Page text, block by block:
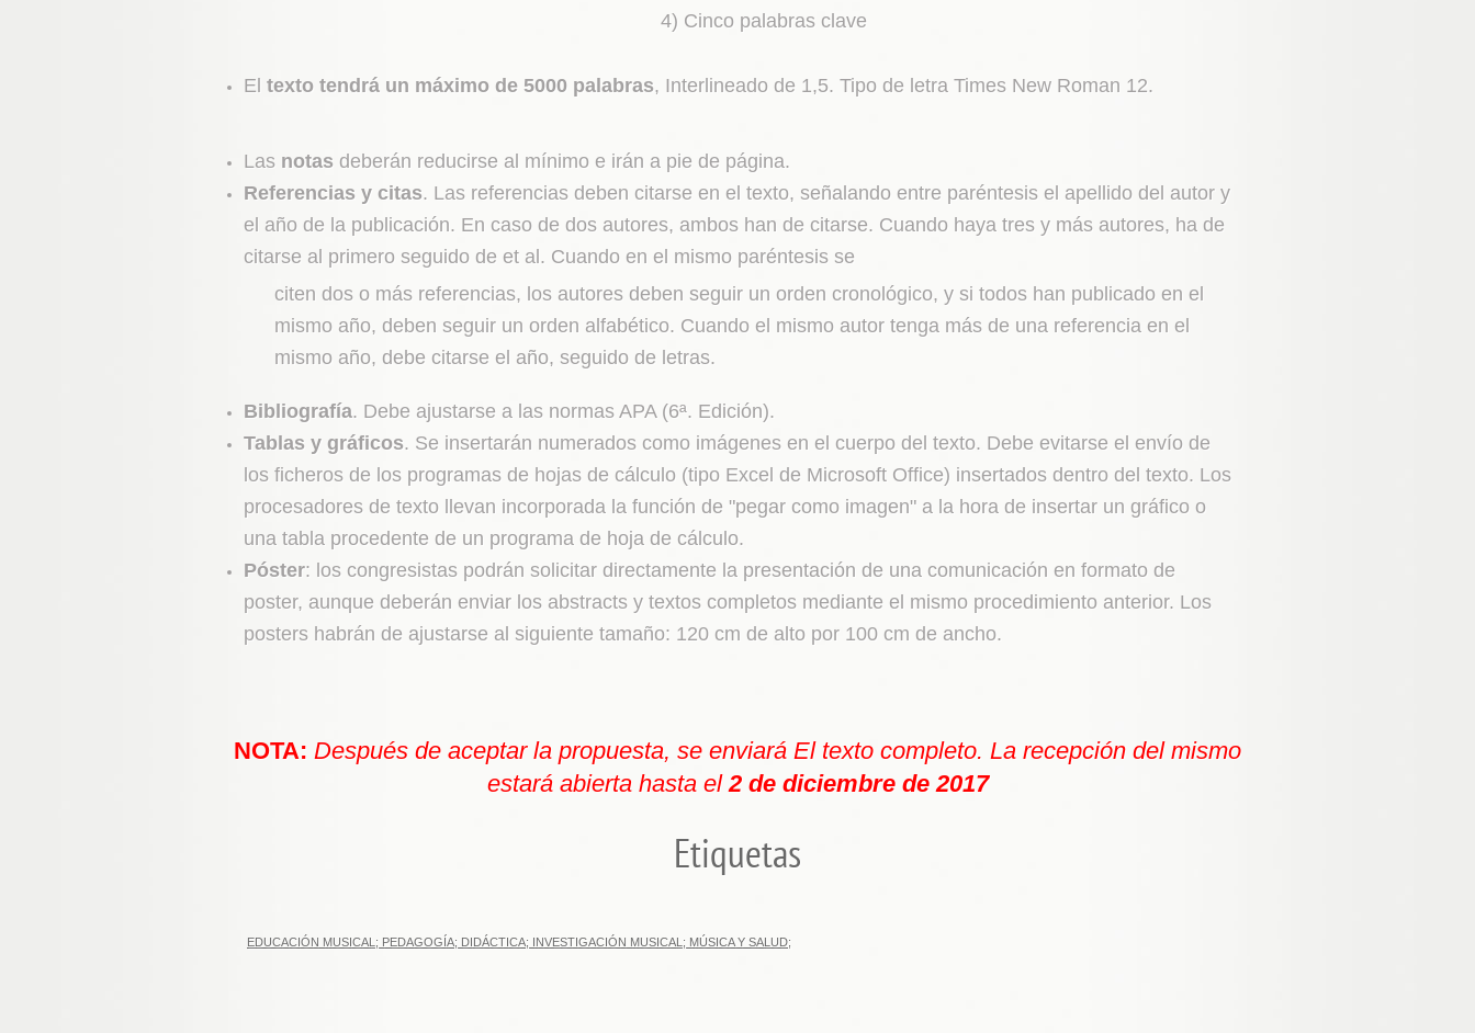
4) Cinco palabras clave
El texto tendrá un máximo de 5000 palabras, Interlineado de 1,5. Tipo de letra Times New Roman 12.
Las notas deberán reducirse al mínimo e irán a pie de página.
Referencias y citas. Las referencias deben citarse en el texto, señalando entre paréntesis el apellido del autor y
el año de la publicación. En caso de dos autores, ambos han de citarse. Cuando haya tres y más autores, ha de
citarse al primero seguido de et al. Cuando en el mismo paréntesis se
citen dos o más referencias, los autores deben seguir un orden cronológico, y si todos han publicado en el
mismo año, deben seguir un orden alfabético. Cuando el mismo autor tenga más de una referencia en el
mismo año, debe citarse el año, seguido de letras.
Bibliografía. Debe ajustarse a las normas APA (6ª. Edición).
Tablas y gráficos. Se insertarán numerados como imágenes en el cuerpo del texto. Debe evitarse el envío de
los ficheros de los programas de hojas de cálculo (tipo Excel de Microsoft Office) insertados dentro del texto. Los
procesadores de texto llevan incorporada la función de "pegar como imagen" a la hora de insertar un gráfico o
una tabla procedente de un programa de hoja de cálculo.
Póster: los congresistas podrán solicitar directamente la presentación de una comunicación en formato de
poster, aunque deberán enviar los abstracts y textos completos mediante el mismo procedimiento anterior. Los
posters habrán de ajustarse al siguiente tamaño: 120 cm de alto por 100 cm de ancho.
NOTA: Después de aceptar la propuesta, se enviará El texto completo. La recepción del mismo
estará abierta hasta el2 de diciembre de 2017
Etiquetas
EDUCACIÓN MUSICAL; PEDAGOGÍA; DIDÁCTICA; INVESTIGACIÓN MUSICAL; MÚSICA Y SALUD;